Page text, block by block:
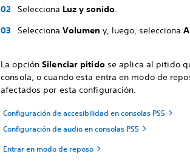
Selecciona Luz y sonido.
SeleccionaVolumeny, luego, selecciona
La opciónSilenciar pitidose aplica al pitido
consola, o cuando esta entra en modo de
afectados por esta configuración.
Configuración de accesibilidad en consolas PS5
Configuración de audio en consolas PS5
Entrar en modo de reposo